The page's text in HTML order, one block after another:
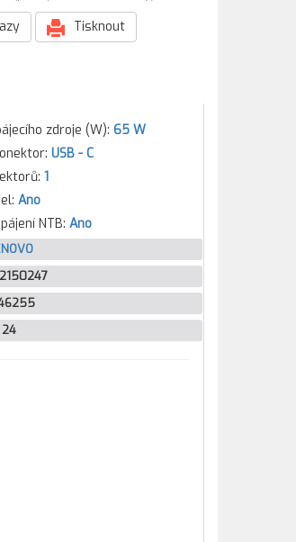
Tisknout
zdroje (W): 65 W
USB - C
1
Ano
NTB: Ano
24